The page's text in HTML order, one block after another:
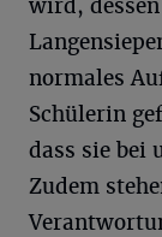
wird,
normales
Schülerin
dass sie bei
Zudem